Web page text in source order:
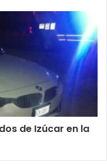
de Izúcar en la